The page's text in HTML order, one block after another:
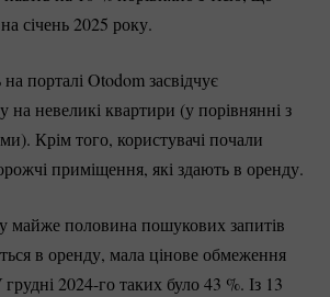
січень 2025 року.
порталі Otodom засвідчує
на невеликі квартири (у порівнянні з
Крім того, користувачі почали
приміщення, які здають в оренду.
майже половина пошукових запитів
в оренду, мала цінове обмеження
2024-готаких було43 %. Із 13